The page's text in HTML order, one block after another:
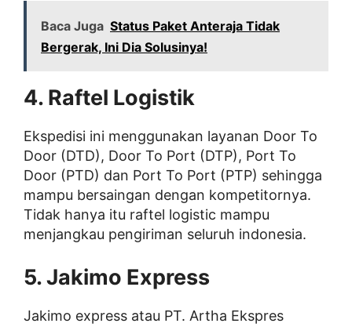
Baca Juga Status Paket Anteraja Tidak
Bergerak, Ini Dia Solusinya!
4. Raftel Logistik
Ekspedisi ini menggunakan layanan Door To
Door (DTD), Door To Port (DTP), Port To
Door (PTD) dan Port To Port (PTP) sehingga
mampu bersaingan dengan kompetitornya.
Tidak hanya itu raftel logistic mampu
menjangkau pengiriman seluruh indonesia.
5. Jakimo Express
Jakimo express atau PT. Artha Ekspres